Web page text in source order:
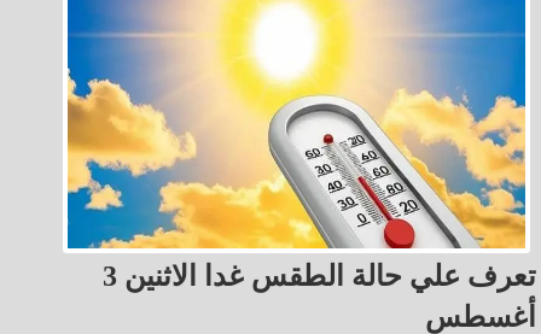
تعرف علي حالة الطقس غدا الاثنين 3
أغسطس